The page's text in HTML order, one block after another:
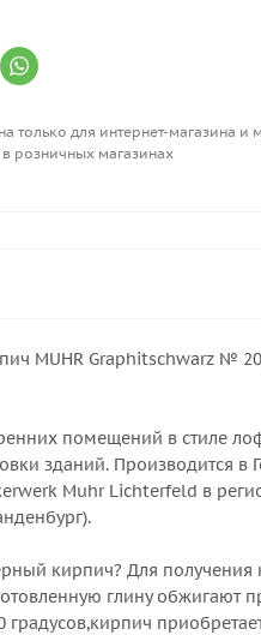
только для интернет-магазина и
в розничных магазинах
MUHR Graphitschwarz №
помещений в стиле
зданий. Производится в
Muhr Lichterfeld в
кирпич? Для получения
глину обжигают
градусов,кирпич